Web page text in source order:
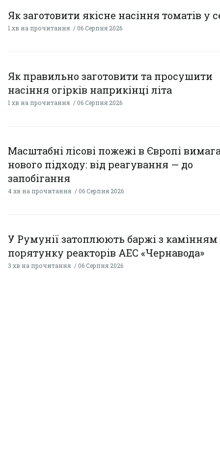
Як заготовити якісне насіння томатів у
1 хв на прочитання 06 Серпня 2026
Як правильно заготовити та просушити
насіння огірків наприкінці літа
1 хв на прочитання 06 Серпня 2026
Масштабні лісові пожежі в Європі
нового підходу: від реагування — до
запобігання
4 хв на прочитання 06 Серпня 2026
У Румунії затоплюють баржі з
порятунку реакторів АЕС «Чернавода»
3 хв на прочитання 06 Серпня 2026